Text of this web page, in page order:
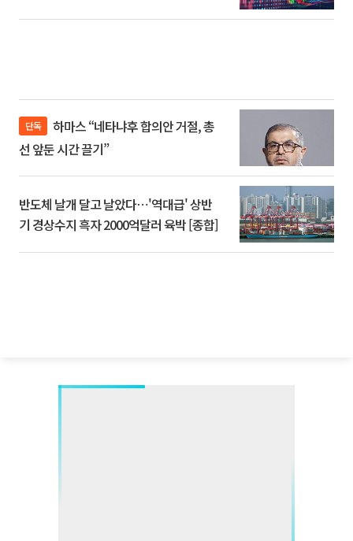
단독
선 앞둔 시간 끌기”
반도체 날개 달고 날았다⋯'역대급' 상반
기 경상수지 흑자 2000억달러 육박 [종합]